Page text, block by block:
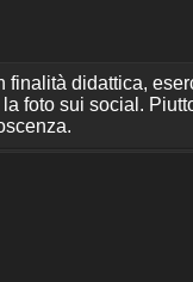
finalità didattica,
foto sui social.